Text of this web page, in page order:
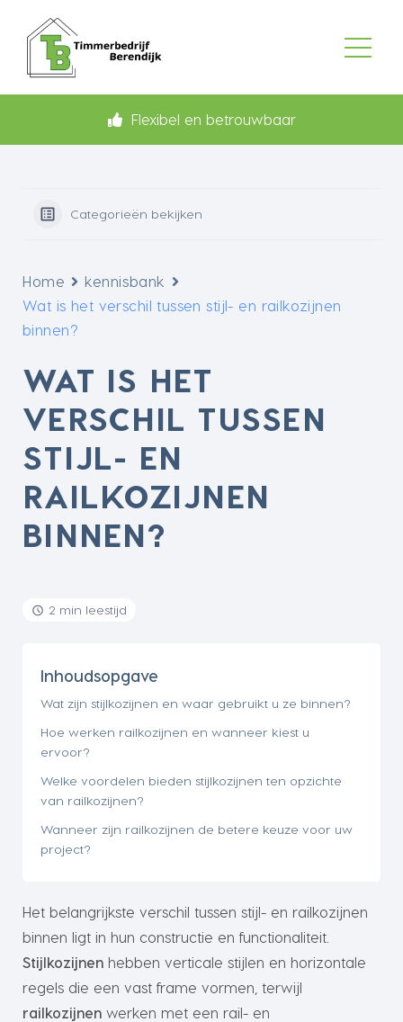
Flexibel en betrouwbaar
Categorieën bekijken
Home
kennisbank
Wat is het verschil tussen stijl- en railkozijnen
binnen?
WAT IS HET
VERSCHIL TUSSEN
STIJL- EN
RAILKOZIJNEN
BINNEN?
2 min leestijd
Inhoudsopgave
Wat zijn stijlkozijnen en waar gebruikt u ze binnen?
Hoe werken railkozijnen en wanneer kiest u
ervoor?
Welke voordelen bieden stijlkozijnen ten opzichte
van railkozijnen?
Wanneer zijn railkozijnen de betere keuze voor uw
project?
Het belangrijkste verschil tussen stijl- en railkozijnen
binnen ligt in hun constructie en functionaliteit.
Stijlkozijnen hebben verticale stijlen en horizontale
regels die een vast frame vormen, terwijl
railkozijnen werken met een rail- en